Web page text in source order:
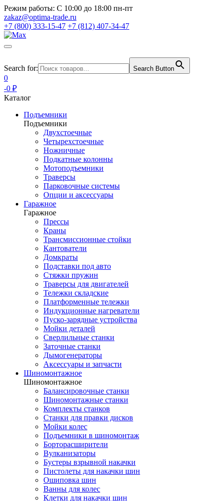
Режим работы: С 10:00 до 18:00 пн-пт
zakaz@optima-trade.ru
+7 (800) 333-15-47 +7 (812) 407-34-47
Search for: Search Button
0
-0 ₽
Каталог
Подъемники
Подъемники
Двухстоечные
Четырехстоечные
Ножничные
Подкатные колонны
Мотоподъемники
Траверсы
Парковочные системы
Опции и аксессуары
Гаражное
Гаражное
Прессы
Краны
Трансмиссионные стойки
Кантователи
Домкраты
Подставки под авто
Стяжки пружин
Траверсы для двигателей
Тележки складские
Платформенные тележки
Индукционные нагреватели
Пуско-зарядные устройства
Мойки деталей
Сверлильные станки
Заточные станки
Дымогенераторы
Аксессуары и запчасти
Шиномонтажное
Шиномонтажное
Балансировочные станки
Шиномонтажные станки
Комплекты станков
Станки для правки дисков
Мойки колес
Подъемники в шиномонтаж
Борторасширители
Вулканизаторы
Бустеры взрывной накачки
Пистолеты для накачки шин
Ошиповка шин
Ванны для колес
Клетки для накачки шин